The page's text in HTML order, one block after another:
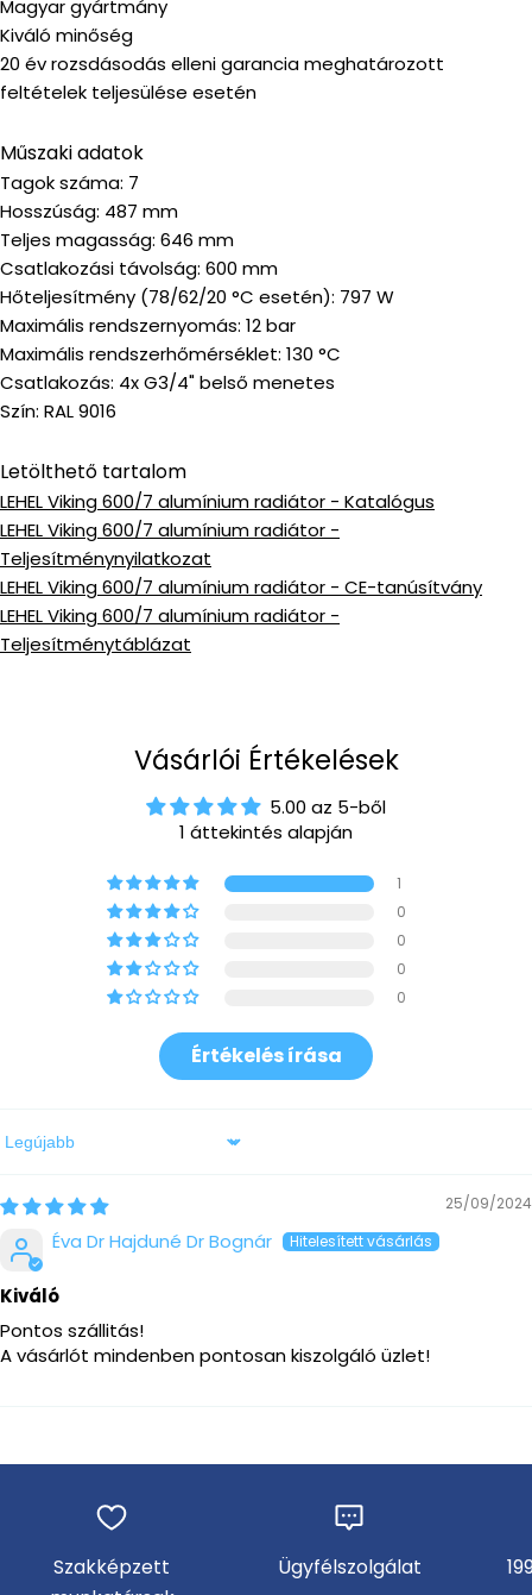
Magyar gyártmány
Kiváló minőség
20 év rozsdásodás elleni garancia meghatározott
feltételek teljesülése esetén
Műszaki adatok
Tagok száma: 7
Hosszúság: 487 mm
Teljes magasság: 646 mm
Csatlakozási távolság: 600 mm
Hőteljesítmény (78/62/20 °C esetén): 797 W
Maximális rendszernyomás: 12 bar
Maximális rendszerhőmérséklet: 130 °C
Csatlakozás: 4x G3/4" belső menetes
Szín: RAL 9016
Letölthető tartalom
LEHEL Viking 600/7 alumínium radiátor - Katalógus
LEHEL Viking 600/7 alumínium radiátor -
Teljesítménynyilatkozat
LEHEL Viking 600/7 alumínium radiátor - CE-tanúsítvány
LEHEL Viking 600/7 alumínium radiátor -
Teljesítménytáblázat
Vásárlói Értékelések
5.00 az 5-ből
1 áttekintés alapján
1
0
0
0
0
Értékelés írása
Sort by
25/09/2024
Éva Dr Hajduné Dr Bognár
Kiváló
Pontos szállitás!
A vásárlót mindenben pontosan kiszolgáló üzlet!
Szakképzett
Ügyfélszolgálat